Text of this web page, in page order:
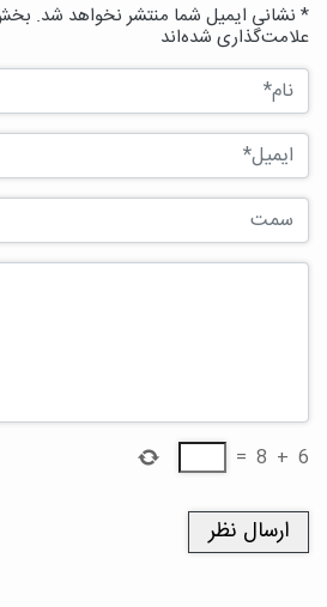
* نشانی ایمیل شما منتشر نخواهد شد.
علامت‌گذاری شده‌اند
6
+
8
=